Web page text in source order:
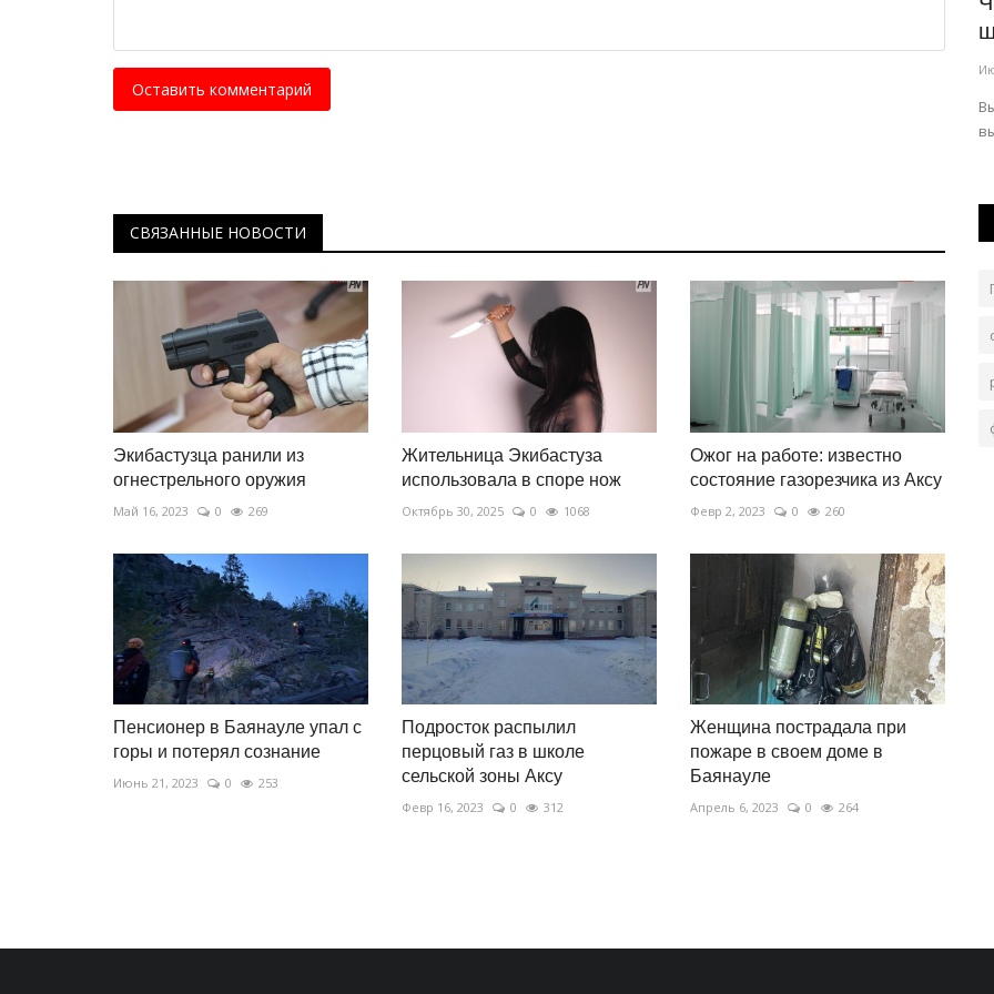
Оставить комментарий
СВЯЗАННЫЕ НОВОСТИ
Экибастузца ранили из
огнестрельного оружия
Май 16, 2023 0 269
Жительница Экибастуза
использовала в споре нож
Октябрь 30, 2025 0 1068
Ожог на работе: известно
состояние газорезчика из Аксу
Февр 2, 2023 0 260
Пенсионер в Баянауле упал с
горы и потерял сознание
Июнь 21, 2023 0 253
Подросток распылил
перцовый газ в школе
сельской зоны Аксу
Февр 16, 2023 0 312
Женщина пострадала при
пожаре в своем доме в
Баянауле
Апрель 6, 2023 0 264
Ноябрь 29, 2025 0
Самая южная точка Поднебесной.